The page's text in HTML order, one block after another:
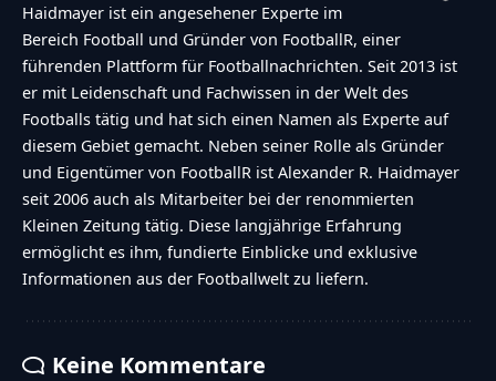
Haidmayer ist ein angesehener Experte im
Bereich Football und Gründer von FootballR, einer
führenden Plattform für Footballnachrichten. Seit 2013 ist
er mit Leidenschaft und Fachwissen in der Welt des
Footballs tätig und hat sich einen Namen als Experte auf
diesem Gebiet gemacht. Neben seiner Rolle als Gründer
und Eigentümer von FootballR ist Alexander R. Haidmayer
seit 2006 auch als Mitarbeiter bei der renommierten
Kleinen Zeitung tätig. Diese langjährige Erfahrung
ermöglicht es ihm, fundierte Einblicke und exklusive
Informationen aus der Footballwelt zu liefern.
Keine Kommentare